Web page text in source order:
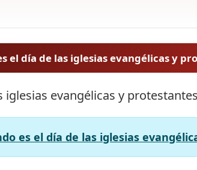
el día de las iglesias evangélicas y
iglesias evangélicas y
es el día de las iglesias